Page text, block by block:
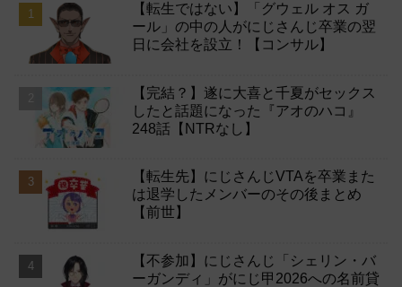
【転生ではない】「グウェル オス ガ
ール」の中の人がにじさんじ卒業の翌
日に会社を設立！【コンサル】
【完結？】遂に大喜と千夏がセックス
したと話題になった『アオのハコ』
248話【NTRなし】
【転生先】にじさんじVTAを卒業また
は退学したメンバーのその後まとめ
【前世】
【不参加】にじさんじ「シェリン・バ
ーガンディ」がにじ甲2026への名前貸